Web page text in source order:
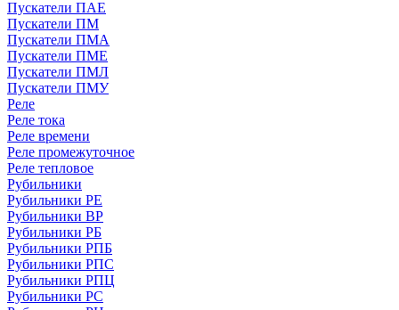
Пускатели ПАЕ
Пускатели ПМ
Пускатели ПМА
Пускатели ПМЕ
Пускатели ПМЛ
Пускатели ПМУ
Реле
Реле тока
Реле времени
Реле промежуточное
Реле тепловое
Рубильники
Рубильники РЕ
Рубильники ВР
Рубильники РБ
Рубильники РПБ
Рубильники РПС
Рубильники РПЦ
Рубильники РС